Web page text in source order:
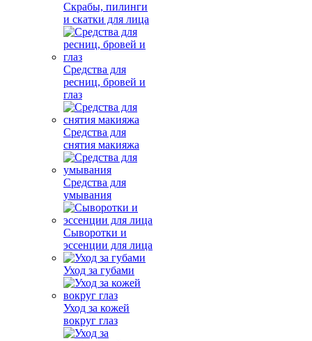
Скрабы, пилинги
и скатки для лица
Средства для
ресниц, бровей и
глаз
Средства для
снятия макияжа
Средства для
умывания
Сыворотки и
эссенции для лица
Уход за губами
Уход за кожей
вокруг глаз